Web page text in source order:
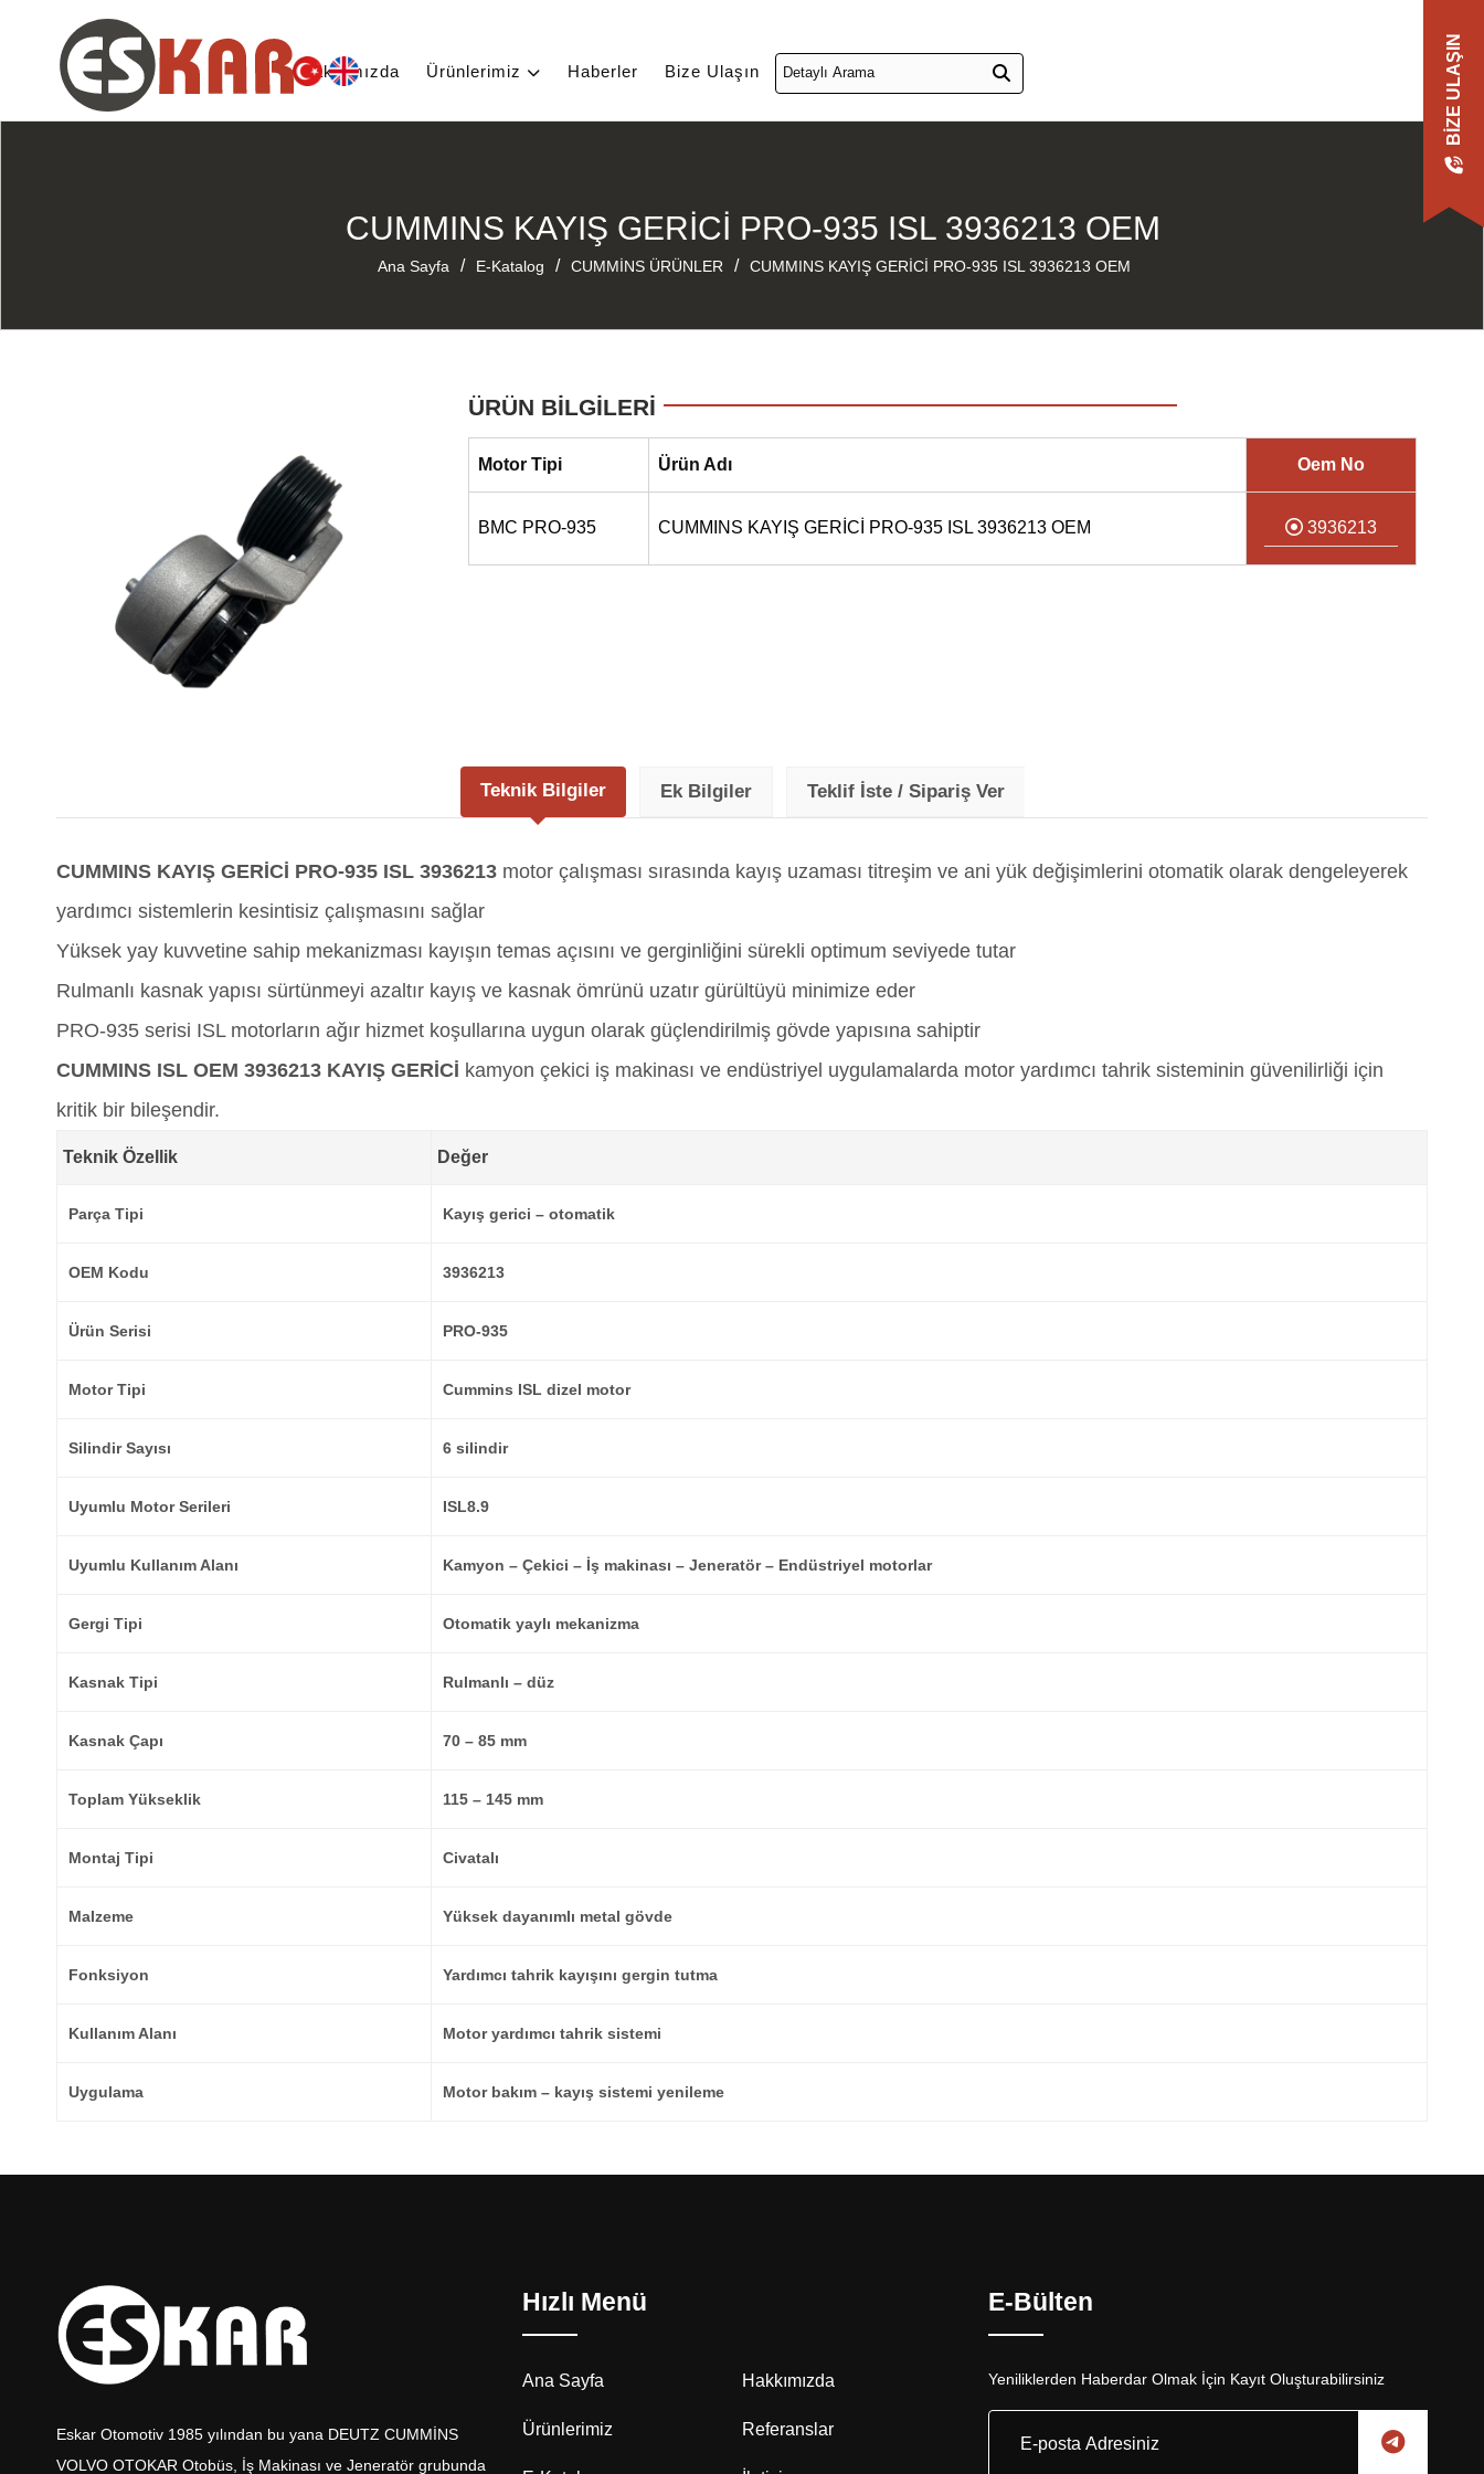
Hakkımızda Ürünlerimiz Haberler Bize Ulaşın BIZE ULAŞIN
CUMMINS KAYIŞ GERİCİ PRO-935 ISL 3936213 OEM
Ana Sayfa / E-Katalog / CUMMİNS ÜRÜNLER / CUMMINS KAYIŞ GERİCİ PRO-935 ISL 3936213 OEM
ÜRÜN BİLGİLERİ
Motor Tipi Ürün Adı Oem No
BMC PRO-935 CUMMINS KAYIŞ GERİCİ PRO-935 ISL 3936213 OEM 3936213
Teknik Bilgiler Ek Bilgiler Teklif İste / Sipariş Ver
CUMMINS KAYIŞ GERİCİ PRO-935 ISL 3936213 motor çalışması sırasında kayış uzaması titreşim ve ani yük değişimlerini otomatik olarak dengeleyerek
yardımcı sistemlerin kesintisiz çalışmasını sağlar
Yüksek yay kuvvetine sahip mekanizması kayışın temas açısını ve gerginliğini sürekli optimum seviyede tutar
Rulmanlı kasnak yapısı sürtünmeyi azaltır kayış ve kasnak ömrünü uzatır gürültüyü minimize eder
PRO-935 serisi ISL motorların ağır hizmet koşullarına uygun olarak güçlendirilmiş gövde yapısına sahiptir
CUMMINS ISL OEM 3936213 KAYIŞ GERİCİ kamyon çekici iş makinası ve endüstriyel uygulamalarda motor yardımcı tahrik sisteminin güvenilirliği için
kritik bir bileşendir.
Teknik Özellik Değer
Parça Tipi Kayış gerici – otomatik
OEM Kodu 3936213
Ürün Serisi PRO-935
Motor Tipi Cummins ISL dizel motor
Silindir Sayısı 6 silindir
Uyumlu Motor Serileri ISL8.9
Uyumlu Kullanım Alanı Kamyon – Çekici – İş makinası – Jeneratör – Endüstriyel motorlar
Gergi Tipi Otomatik yaylı mekanizma
Kasnak Tipi Rulmanlı – düz
Kasnak Çapı 70 – 85 mm
Toplam Yükseklik 115 – 145 mm
Montaj Tipi Civatalı
Malzeme Yüksek dayanımlı metal gövde
Fonksiyon Yardımcı tahrik kayışını gergin tutma
Kullanım Alanı Motor yardımcı tahrik sistemi
Uygulama Motor bakım – kayış sistemi yenileme
Eskar Otomotiv 1985 yılından bu yana DEUTZ CUMMİNS
VOLVO OTOKAR Otobüs, İş Makinası ve Jeneratör grubunda
Hızlı Menü
Ana Sayfa Hakkımızda
Ürünlerimiz Referanslar
E-Bülten
Yeniliklerden Haberdar Olmak İçin Kayıt Oluşturabilirsiniz